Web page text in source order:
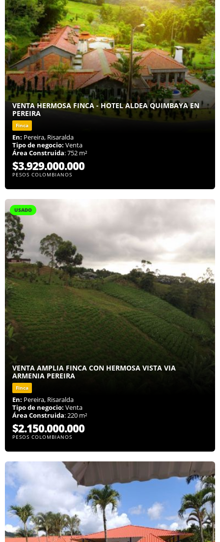
VENTA HERMOSA FINCA - HOTEL ALDEA QUIMBAYA EN
PEREIRA
Finca
En: Pereira, Risaralda
Tipo de negocio: Venta
Área Construida: 752 m²
$3.929.000.000
PESOS COLOMBIANOS
USADO
VENTA AMPLIA FINCA CON HERMOSA VISTA VIA
ARMENIA PEREIRA
Finca
En: Pereira, Risaralda
Tipo de negocio: Venta
Área Construida: 220 m²
$2.150.000.000
PESOS COLOMBIANOS